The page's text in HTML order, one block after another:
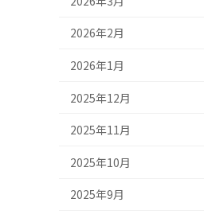
2026年2月
2026年1月
2025年12月
2025年11月
2025年10月
2025年9月